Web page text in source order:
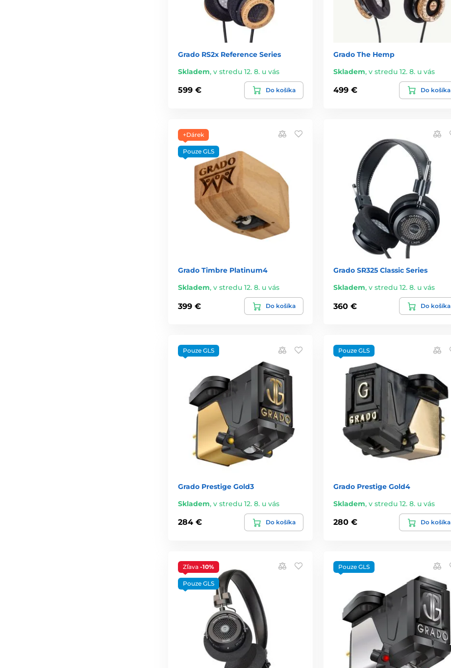
Grado RS2x Reference Series
Skladem, v stredu 12. 8. u vás
599 € Do košíka
Grado The Hemp
Skladem, v stredu 12. 8. u vás
499 € Do košíka
+Dárek
Pouze GLS
Grado Timbre Platinum4
Skladem, v stredu 12. 8. u vás
399 € Do košíka
Grado SR325 Classic Series
Skladem, v stredu 12. 8. u vás
360 € Do košíka
Pouze GLS
Grado Prestige Gold3
Skladem, v stredu 12. 8. u vás
284 € Do košíka
Pouze GLS
Grado Prestige Gold4
Skladem, v stredu 12. 8. u vás
280 € Do košíka
Zľava -10%
Pouze GLS
Pouze GLS